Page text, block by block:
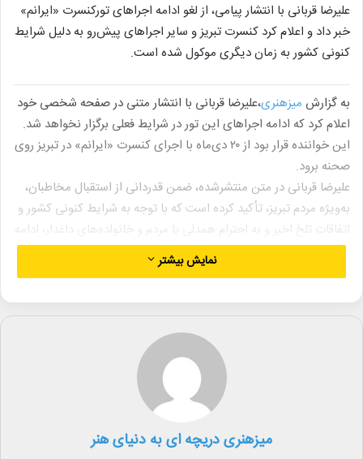
علیرضا قربانی با انتشار پیامی، از لغو ادامه اجراهای تورکنسرت «ایرانم»
خبر داد و اعلام کرد کنسرت تبریز و سایر اجراهای پیش‌رو به دلیل شرایط
کنونی کشور به زمان دیگری موکول شده است.
به گزارش میزهنری،علیرضا قربانی با انتشار متنی در صفحه شخصی خود
اعلام کرد که ادامه اجراهای این تور در شرایط فعلی برگزار نخواهد شد.
این خواننده قرار بود از ۲۰ دی‌ماه با اجرای کنسرت «ایرانم» در تبریز روی
صحنه برود.
علیرضا قربانی در متن منتشرشده، ضمن قدردانی از استقبال مخاطبان،
به‌ویژه مردم تبریز، تأکید کرده است که با توجه به شرایط کنونی کشور و
اتفاقات تلخ اخیر و به احترام همدلی با مردم و خانواده‌های داغدار، ادامه
برگزاری این کنسرت‌ها را در این مقطع زمانی هم‌راستا با حال‌وهوای
جامعه نمی‌داند. او در این پیام اعلام کرده است که کنسرت تبریز و دیگر
زمان‌های جدید در آینده از طریق مسیرهای رسمی اطلاع‌رسانی می‌شود.
بر اساس این اعلام، هزینه بلیت‌های فروخته‌شده کنسرت تبریز در
نخستین فرصت به حساب خریداران بازگردانده خواهد شد.
نمایش بیشتر
میزهنری دریچه ای به دنیای هنر